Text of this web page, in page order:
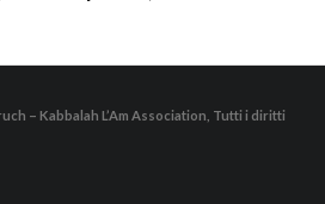
– Kabbalah L’Am Association, Tutti i diritti